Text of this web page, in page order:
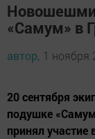
«Самум» в
автор, 1 ноября
20 сентября
подушке
принял